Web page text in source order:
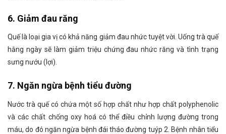
6. Giảm đau răng
Quế là loại gia vị có khả năng giảm đau nhức tuyệt vời. Uống trà quế
hằng ngày sẽ làm giảm triệu chứng đau nhức răng và tình trạng
sưng nướu (lợi).
7. Ngăn ngừa bệnh tiểu đường
Nước trà quế có chứa một số hợp chất như hợp chất polyphenolic
và các chất chống oxy hoá có thể điều chỉnh lượng đường trong
máu, do đó ngăn ngừa bệnh đái tháo đường tuýp 2. Bệnh nhân tiểu